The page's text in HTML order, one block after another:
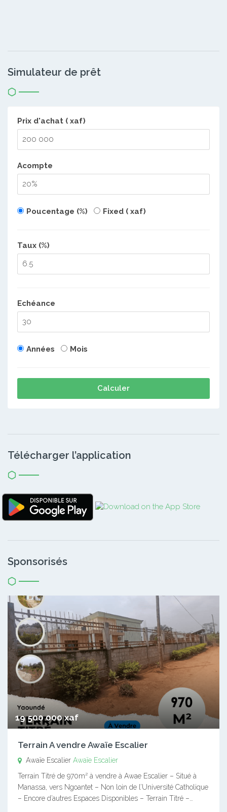
Simulateur de prêt
Prix d'achat ( xaf)
Acompte
Poucentage (%) Fixed ( xaf)
Taux (%)
Echéance
Années Mois
Calculer
Télécharger l’application
Sponsorisés
19 500 000 xaf
Terrain A vendre Awaïe Escalier
Awaïe Escalier Awaïe Escalier
Terrain Titré de 970m² à vendre à Awae Escalier – Situé à
Manassa, vers Ngoantet – Non loin de l’Université Catholique
– Encore d’autres Espaces Disponibles – Terrain Titré –…